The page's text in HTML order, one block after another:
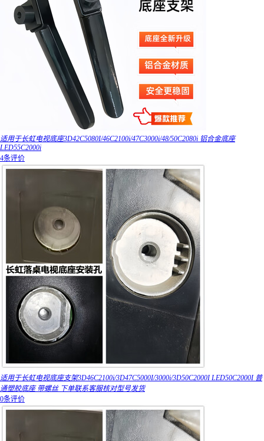
适用于长虹电视底座3D42C5080I/46C2100i/47C3000i/48/50C2080i 铝合金底座
LED55C2000i
4条评价
适用于长虹电视底座支架3D46C2100i/3D47C5000I/3000i/3D50C2000I LED50C2000I 普
通塑胶底座 带螺丝 下单联系客服核对型号发货
0条评价